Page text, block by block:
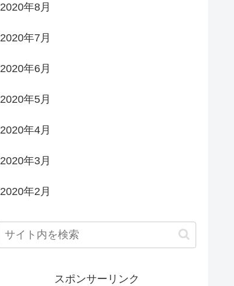
2020年8月
2020年7月
2020年6月
2020年5月
2020年4月
2020年3月
2020年2月
スポンサーリンク